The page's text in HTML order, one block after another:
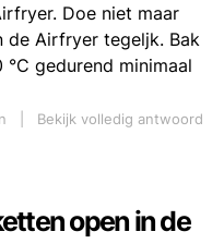
Doe niet maar
de Airfryer tegeljk. Bak
gedurend minimaal
Bekijk volledig antwoord
open in de